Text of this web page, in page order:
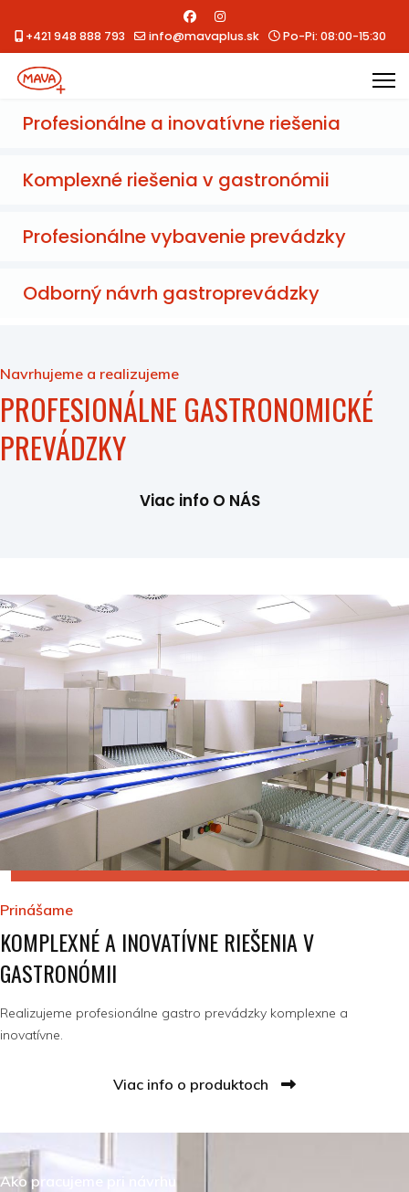
+421 948 888 793 info@mavaplus.sk Po-Pi: 08:00-15:30
Profesionálne a inovatívne riešenia
Komplexné riešenia v gastronómii
Profesionálne vybavenie prevádzky
Odborný návrh gastroprevádzky
Navrhujeme a realizujeme
PROFESIONÁLNE GASTRONOMICKÉ
PREVÁDZKY
Viac info O NÁS
Prinášame
KOMPLEXNÉ A INOVATÍVNE RIEŠENIA V
GASTRONÓMII
Realizujeme profesionálne gastro prevádzky komplexne a
inovatívne.
Viac info o produktoch
Ako pracujeme pri návrhu